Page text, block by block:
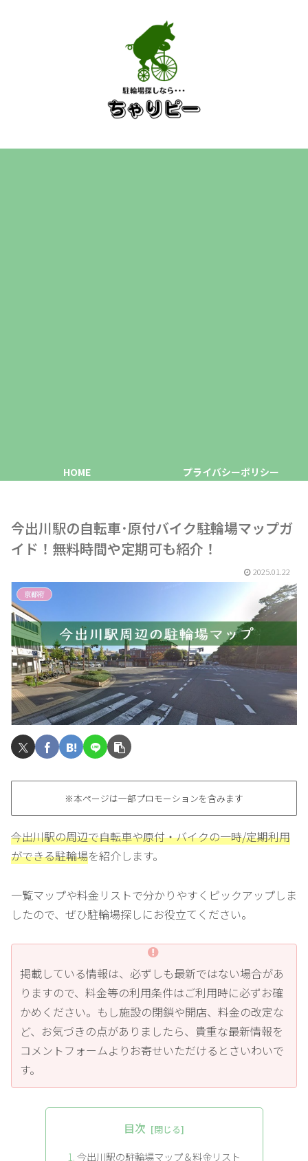
HOME プライバシーポリシー
今出川駅の自転車･原付バイク駐輪場マップガ
イド！無料時間や定期可も紹介！
2025.01.22
京都府
※本ページは一部プロモーションを含みます
今出川駅の周辺で自転車や原付・バイクの一時/定期利用
ができる駐輪場を紹介します。
一覧マップや料金リストで分かりやすくピックアップしま
したので、ぜひ駐輪場探しにお役立てください。
掲載している情報は、必ずしも最新ではない場合があ
りますので、料金等の利用条件はご利用時に必ずお確
かめください。もし施設の閉鎖や開店、料金の改定な
ど、お気づきの点がありましたら、貴重な最新情報を
コメントフォームよりお寄せいただけるとさいわいで
す。
目次
今出川駅の駐輪場マップ＆料金リスト